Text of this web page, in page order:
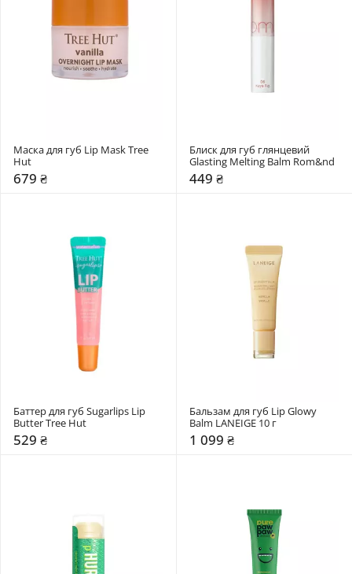
Маска для губ Lip Mask Tree
Hut
679 ₴
Блиск для губ глянцевий
449 ₴
Баттер для губ Sugarlips Lip
Butter Tree Hut
529 ₴
Бальзам для губ Lip Glowy
Balm LANEIGE 10 г
1 099 ₴